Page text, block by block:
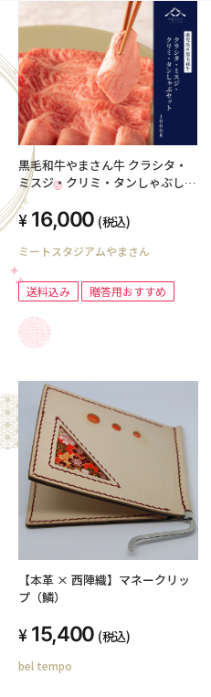
黒毛和牛やまさん牛 クラシタ・
ミスジ・クリミ・タンしゃぶしゃ
ぶセット 1000ｇ (クラシタ400ｇ
ミスジ・クリミ400ｇ タン200g)
16,000 (税込)
ミートスタジアムやまさん
送料込み 贈答用おすすめ
【本革 × 西陣織】マネークリッ
プ（鱗）
15,400 (税込)
bel tempo